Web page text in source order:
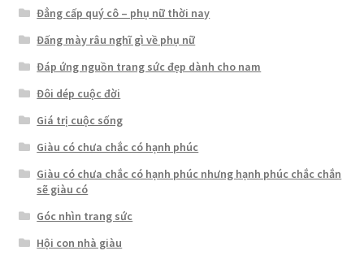
Đẳng cấp quý cô – phụ nữ thời nay
Đấng mày râu nghĩ gì về phụ nữ
Đáp ứng nguồn trang sức đẹp dành cho nam
Đôi dép cuộc đời
Giá trị cuộc sống
Giàu có chưa chắc có hạnh phúc
Giàu có chưa chắc có hạnh phúc nhưng hạnh phúc chắc chắn
sẽ giàu có
Góc nhìn trang sức
Hội con nhà giàu